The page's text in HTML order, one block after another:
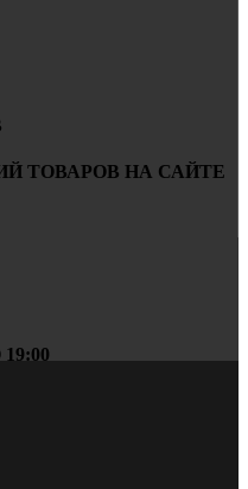
ТОВАРОВ НА САЙТЕ